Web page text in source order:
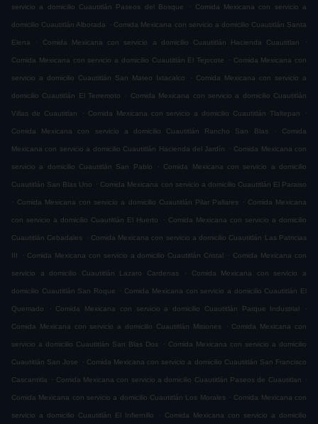
servicio a domicilio Cuautitlán Paseos del Bosque . Comida Mexicana con servicio a
domicilio Cuautitlán Alborada . Comida Mexicana con servicio a domicilio Cuautitlán Santa
Elena . Comida Mexicana con servicio a domicilio Cuautitlán Hacienda Cuautitlan .
Comida Mexicana con servicio a domicilio Cuautitlán El Tejocote . Comida Mexicana con
servicio a domicilio Cuautitlán San Mateo Ixtacalco . Comida Mexicana con servicio a
domicilio Cuautitlán El Terremoto . Comida Mexicana con servicio a domicilio Cuautitlán
Villas de Cuautitlan . Comida Mexicana con servicio a domicilio Cuautitlán Tlaltepan .
Comida Mexicana con servicio a domicilio Cuautitlán Rancho San Blas . Comida
Mexicana con servicio a domicilio Cuautitlán Hacienda del Jardín . Comida Mexicana con
servicio a domicilio Cuautitlán San Pablo . Comida Mexicana con servicio a domicilio
Cuautitlán San Blas Uno . Comida Mexicana con servicio a domicilio Cuautitlán El Paraiso
. Comida Mexicana con servicio a domicilio Cuautitlán Pilar Pallares . Comida Mexicana
con servicio a domicilio Cuautitlán El Huerto . Comida Mexicana con servicio a domicilio
Cuautitlán Cebadales . Comida Mexicana con servicio a domicilio Cuautitlán Las Patricias
III . Comida Mexicana con servicio a domicilio Cuautitlán Cristal . Comida Mexicana con
servicio a domicilio Cuautitlán Lazaro Cardenas . Comida Mexicana con servicio a
domicilio Cuautitlán San Roque . Comida Mexicana con servicio a domicilio Cuautitlán El
Quemado . Comida Mexicana con servicio a domicilio Cuautitlán Parque Industrial .
Comida Mexicana con servicio a domicilio Cuautitlán Misiones . Comida Mexicana con
servicio a domicilio Cuautitlán San Blas Dos . Comida Mexicana con servicio a domicilio
Cuautitlán San Jose . Comida Mexicana con servicio a domicilio Cuautitlán San Francisco
Cascantitla . Comida Mexicana con servicio a domicilio Cuautitlán Paseos de Cuautitlan .
Comida Mexicana con servicio a domicilio Cuautitlán Los Morales . Comida Mexicana con
servicio a domicilio Cuautitlán El Infiernillo . Comida Mexicana con servicio a domicilio